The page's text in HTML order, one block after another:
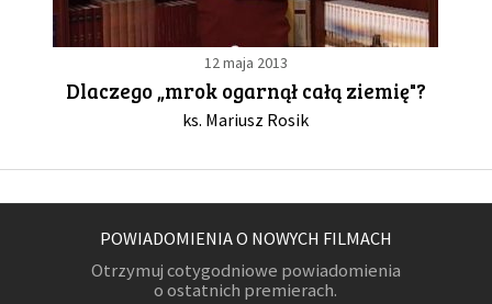
12 maja 2013
Dlaczego „mrok ogarnął całą ziemię"?
ks. Mariusz Rosik
POWIADOMIENIA O NOWYCH FILMACH
Otrzymuj cotygodniowe powiadomienia
o ostatnich premierach.